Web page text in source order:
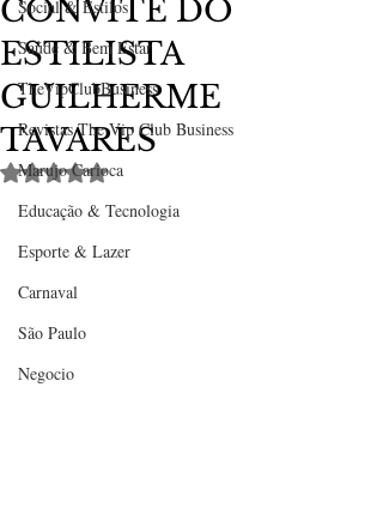
Social & Estilos
Saúde & Bem Estar
TheVipClubBusiness
Revistas The Vip Club Business
Marujo Carioca
Educação & Tecnologia
Esporte & Lazer
Carnaval
São Paulo
Negocio
CONVITE DO
ESTILISTA
GUILHERME
TAVARES
Avaliado com NaN de 5 estrelas.